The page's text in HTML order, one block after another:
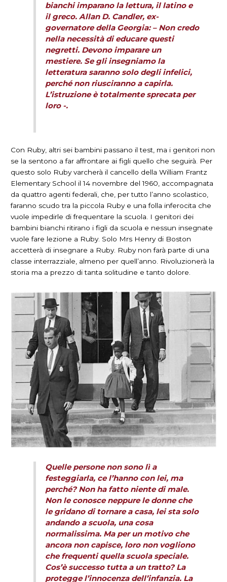
bianchi imparano la lettura, il latino e
il greco. Allan D. Candler, ex-
governatore della Georgia: – Non credo
nella necessità di educare questi
negretti. Devono imparare un
mestiere. Se gli insegniamo la
letteratura saranno solo degli infelici,
perché non riusciranno a capirla.
L’istruzione è totalmente sprecata per
loro -.
Con Ruby, altri sei bambini passano il test, ma i genitori non
se la sentono a far affrontare ai figli quello che seguirà. Per
questo solo Ruby varcherà il cancello della William Frantz
Elementary School il 14 novembre del 1960, accompagnata
da quattro agenti federali, che, per tutto l’anno scolastico,
faranno scudo tra la piccola Ruby e una folla inferocita che
vuole impedirle di frequentare la scuola. I genitori dei
bambini bianchi ritirano i figli da scuola e nessun insegnate
vuole fare lezione a Ruby. Solo Mrs Henry di Boston
accetterà di insegnare a Ruby. Ruby non farà parte di una
classe interrazziale, almeno per quell’anno. Rivoluzionerà la
storia ma a prezzo di tanta solitudine e tanto dolore.
Quelle persone non sono lì a
festeggiarla, ce l’hanno con lei, ma
perché? Non ha fatto niente di male.
Non le conosce neppure le donne che
le gridano di tornare a casa, lei sta solo
andando a scuola, una cosa
normalissima. Ma per un motivo che
ancora non capisce, loro non vogliono
che frequenti quella scuola speciale.
Cos’è successo tutta a un tratto? La
protegge l’innocenza dell’infanzia. La